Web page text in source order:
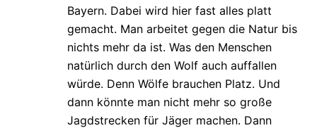
Bayern. Dabei wird hier fast alles platt
gemacht. Man arbeitet gegen die Natur bis
nichts mehr da ist. Was den Menschen
natürlich durch den Wolf auch auffallen
würde. Denn Wölfe brauchen Platz. Und
dann könnte man nicht mehr so große
Jagdstrecken für Jäger machen. Dann